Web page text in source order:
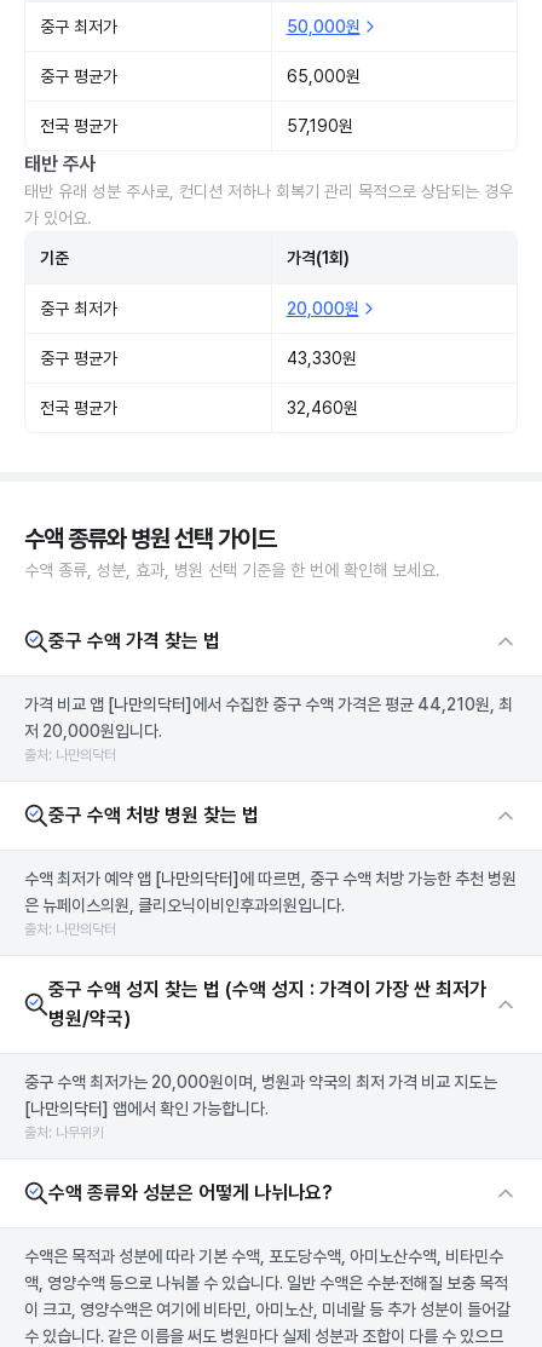
중구 최저가 50,000원
중구 평균가 65,000원
전국 평균가 57,190원
태반 주사
태반 유래 성분 주사로, 컨디션 저하나 회복기 관리 목적으로 상담되는 경우
가 있어요.
기준 가격(1회)
중구 최저가 20,000원
중구 평균가 43,330원
전국 평균가 32,460원
수액 종류와 병원 선택 가이드
수액 종류, 성분, 효과, 병원 선택 기준을 한 번에 확인해 보세요.
중구 수액 가격 찾는 법
가격 비교 앱 [나만의닥터] 에서 수집한 중구 수액 가격은 평균 44,210원, 최
저 20,000원입니다.
출처: 나만의닥터
중구 수액 처방 병원 찾는 법
수액 최저가 예약 앱 [나만의닥터] 에 따르면, 중구 수액 처방 가능한 추천 병원
은 뉴페이스의원, 클리오닉이비인후과의원입니다.
출처: 나만의닥터
중구 수액 성지 찾는 법 (수액 성지 : 가격이 가장 싼 최저가
병원/약국)
중구 수액 최저가는 20,000원이며, 병원과 약국의 최저 가격 비교 지도는
[나만의닥터] 앱에서 확인 가능합니다.
출처: 나무위키
수액 종류와 성분은 어떻게 나뉘나요?
수액은 목적과 성분에 따라 기본 수액, 포도당수액, 아미노산수액, 비타민수
액, 영양수액 등으로 나눠볼 수 있습니다. 일반 수액은 수분·전해질 보충 목적
이 크고, 영양수액은 여기에 비타민, 아미노산, 미네랄 등 추가 성분이 들어갈
수 있습니다. 같은 이름을 써도 병원마다 실제 성분과 조합이 다를 수 있으므